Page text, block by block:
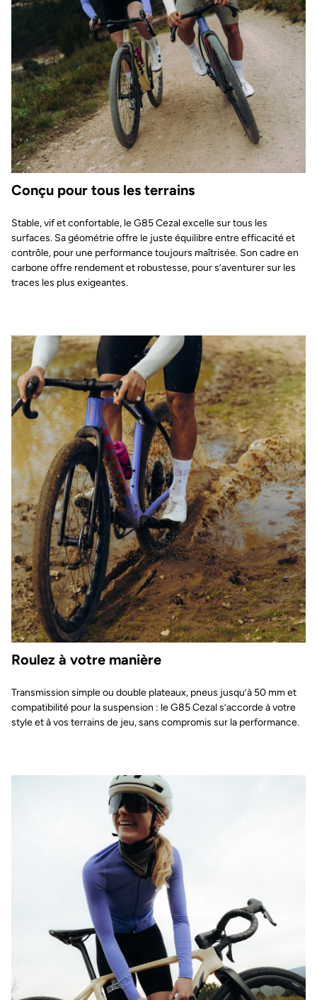
Conçu pour tous les terrains
Stable, vif et confortable, le G85 Cezal excelle sur tous les
surfaces. Sa géométrie offre le juste équilibre entre efficacité et
contrôle, pour une performance toujours maîtrisée. Son cadre en
carbone offre rendement et robustesse, pour s’aventurer sur les
traces les plus exigeantes.
Roulez à votre manière
Transmission simple ou double plateaux, pneus jusqu’à 50 mm et
compatibilité pour la suspension : le G85 Cezal s’accorde à votre
style et à vos terrains de jeu, sans compromis sur la performance.